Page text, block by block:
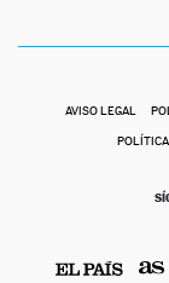
AVISO LEGAL